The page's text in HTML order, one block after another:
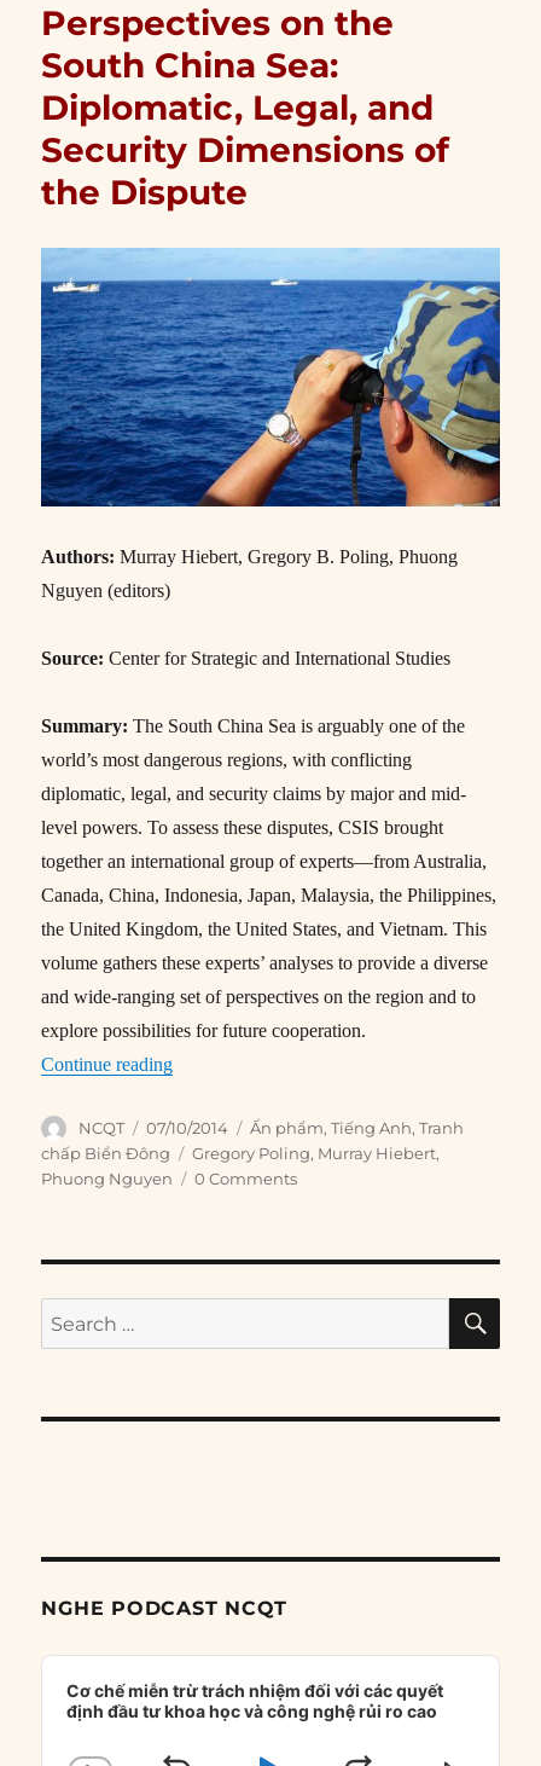
Perspectives on the
South China Sea:
Diplomatic, Legal, and
Security Dimensions of
the Dispute
Authors: Murray Hiebert,Gregory B. Poling,Phuong
Nguyen (editors)
Source:Center for Strategic and International Studies
Summary: The South China Sea is arguably one of the
world’s most dangerous regions, with conflicting
diplomatic, legal, and security claims by major and mid-
level powers. To assess these disputes, CSIS brought
together an international group of experts—from Australia,
Canada, China, Indonesia, Japan, Malaysia, the Philippines,
the United Kingdom, the United States, and Vietnam. This
volume gathers these experts’ analyses to provide a diverse
and wide-ranging set of perspectives on the region and to
explore possibilities for future cooperation.
Continue reading“Perspectives on the South China Sea:
Author
NCQT
Posted
on
07/10/2014 Categories
Ấn phẩm,Tiếng Anh,Tranh
chấp Biển Đông
Tags
Gregory Poling, Murray Hiebert,
Phuong Nguyen
0 Comments
Search
for:
NGHE PODCAST NCQT
Audio
Player
Cơ chế miễn trừ trách nhiệm đối với các quyết
định đầu tư khoa học và công nghệ rủi ro cao